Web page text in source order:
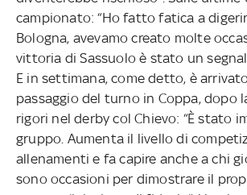
campionato: “Ho fatto fatica a
Bologna, avevamo creato molte
vittoria di Sassuolo è stato un
E in settimana, come detto, è
passaggio del turno in Coppa, dopo
rigori nel derby col Chievo: “È stato
gruppo. Aumenta il livello di
allenamenti e fa capire anche a chi
sono occasioni per dimostrare il